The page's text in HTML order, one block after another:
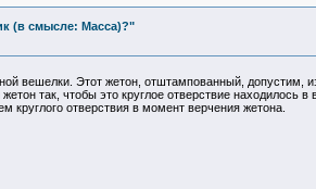
(в смысле: Масса)?"
вешелки. Этот жетон, отштампованный, допустим,
так, чтобы это круглое отверствие находилось
круглого отверствия в момент верчения жетона.